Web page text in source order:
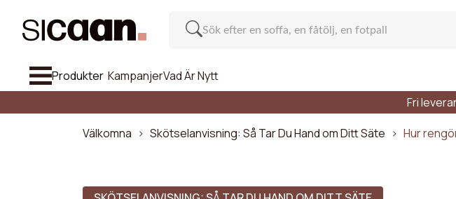
Produkter KampanjerVad Är Nytt
Stolar Och Barstolar
Fri
Välkomna
Skötselanvisning: Så Tar Du Hand om Ditt Säte Hur